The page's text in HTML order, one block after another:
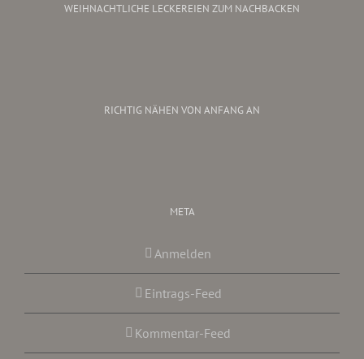
WEIHNACHTLICHE LECKEREIEN ZUM NACHBACKEN
RICHTIG NÄHEN VON ANFANG AN
META
Anmelden
Eintrags-Feed
Kommentar-Feed